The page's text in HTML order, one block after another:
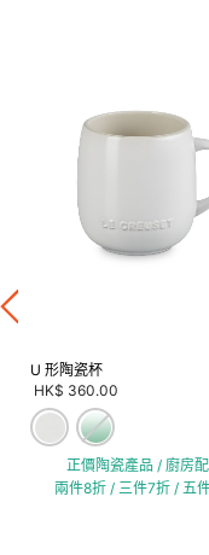
U 形陶瓷杯
HK$ 360.00
正價陶瓷產品 / 廚房
兩件8折 / 三件7折 / 五